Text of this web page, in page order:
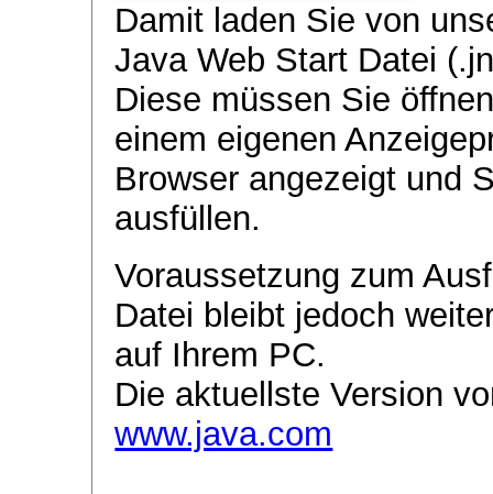
Damit laden Sie von
Java Web Start Datei
Diese müssen Sie
einem eigenen
Browser angezeigt und
ausfüllen.
Voraussetzung zum
Datei bleibt jedoch
auf Ihrem PC.
Die aktuellste Version
www.java.com